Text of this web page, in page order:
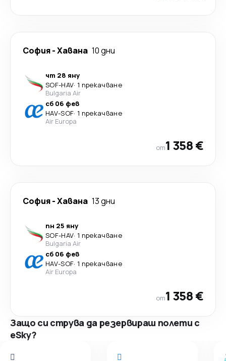
София-Хавана 10 дни
чт 28 яну
SOF-HAV· 1 прекачване
Bulgaria Air
сб 06 фев
HAV-SOF· 1 прекачване
Air Europa
от1 358 €
София-Хавана 13 дни
пн 25 яну
SOF-HAV· 1 прекачване
Bulgaria Air
сб 06 фев
HAV-SOF· 1 прекачване
Air Europa
от1 358 €
Защо си струва да резервираш полети с
eSky?